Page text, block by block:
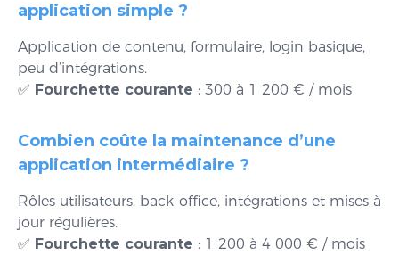
application simple ?
Application de contenu, formulaire, login basique,
peu d’intégrations.
✅ Fourchette courante : 300 à 1 200 € / mois
Combien coûte la maintenance d’une
application intermédiaire ?
Rôles utilisateurs, back-office, intégrations et mises à
jour régulières.
✅ Fourchette courante : 1 200 à 4 000 € / mois